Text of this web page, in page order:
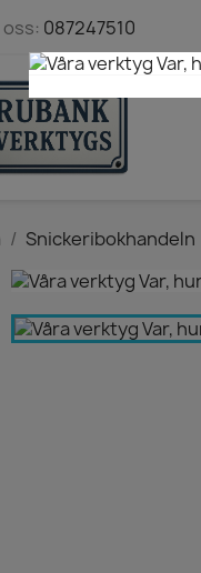
oss: 087247510
Snickeribokhandeln